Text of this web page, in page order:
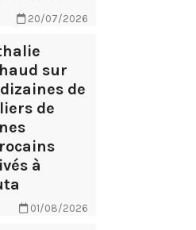
20/07/2026
sur
de
de
à
01/08/2026